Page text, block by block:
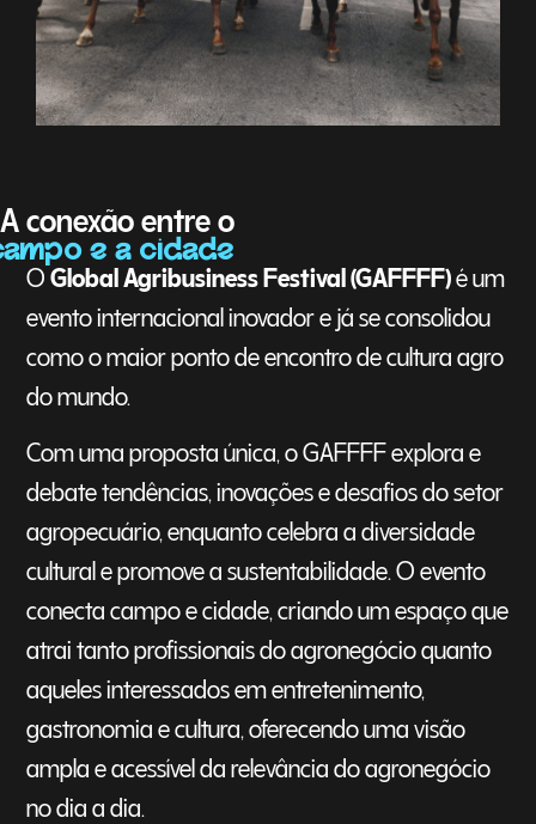
A conexão entre o
e a cidade
OGlobal Agribusiness Festival (GAFFFF)é um
evento internacional inovador e já se consolidou
como o maior ponto de encontro de cultura agro
do mundo.
Com uma proposta única, o GAFFFF explora e
debate tendências, inovações e desafios do setor
agropecuário, enquanto celebra a diversidade
cultural e promove a sustentabilidade. O evento
conecta campo e cidade, criando um espaço que
atrai tanto profissionais do agronegócio quanto
aqueles interessados em entretenimento,
gastronomia e cultura, oferecendo uma visão
ampla e acessível da relevância do agronegócio
no dia a dia.